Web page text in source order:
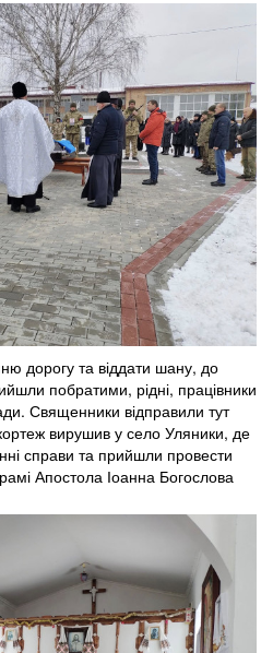
дорогу та віддати шану, до
побратими, рідні, працівники
Священники відправили тут
вирушив у село Уляники, де
справи та прийшли провести
Апостола Іоанна Богослова